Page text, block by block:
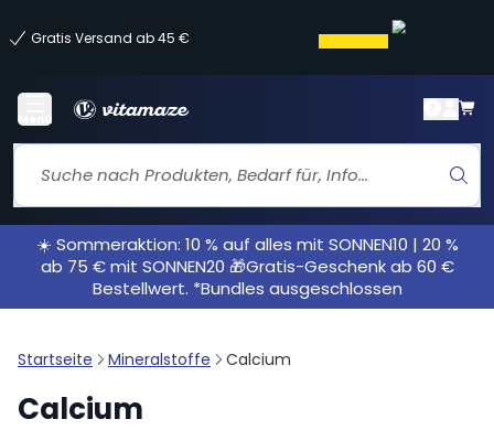
Gratis Versand ab 45 €
Menü
☀️ Sommeraktion: 10 % auf alles mit SONNEN10 | 20 %
ab 75 € mit SONNEN20 🎁Gratis-Geschenk ab 60 €
Bestellwert. *Bundles ausgeschlossen
Startseite Mineralstoffe Calcium
Calcium